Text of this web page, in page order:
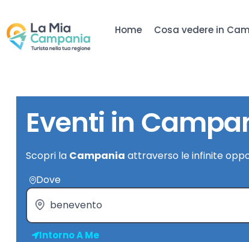
Home Cosa vedere in
Eventi in
Scopri la Campania attraverso le infinite
Dove
Intorno A Me